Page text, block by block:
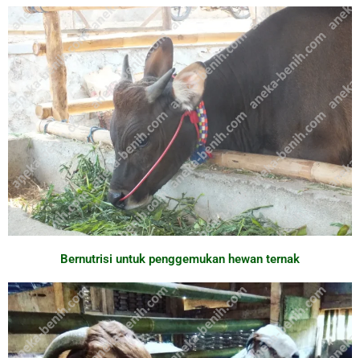
Bernutrisi untuk penggemukan hewan ternak